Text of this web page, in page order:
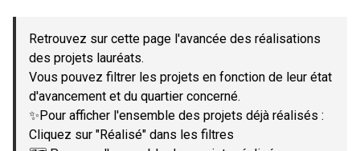
−
Retrouvez sur cette page l'avancée des réalisations
des projets lauréats.
Vous pouvez filtrer les projets en fonction de leur état
d'avancement et du quartier concerné.
✨Pour afficher l'ensemble des projets déjà réalisés :
Cliquez sur "Réalisé" dans les filtres